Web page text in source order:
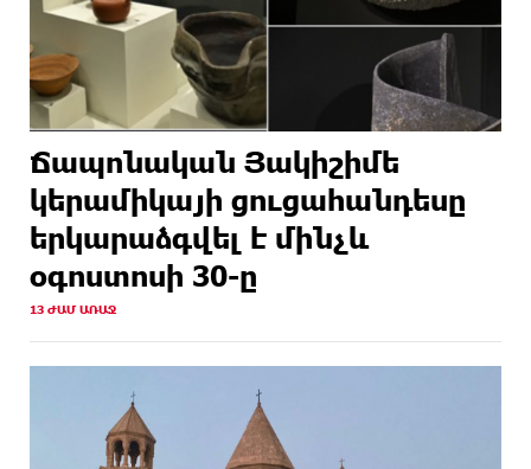
Ճապոնական Յակիշիմե
կերամիկայի ցուցահանդեսը
երկարաձգվել է մինչև
օգոստոսի 30-ը
13 ԺԱՄ ԱՌԱՋ